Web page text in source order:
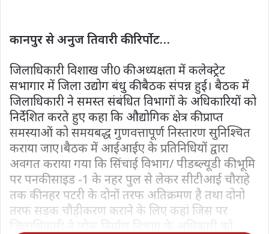
कानपुर से अनुज तिवारी की रिर्पोट…
जिलाधिकारी विशाख जी0 की अध्यक्षता में कलेक्ट्रेट
सभागार में जिला उद्योग बंधु की बैठक संपन्न हुई। बैठक में
जिलाधिकारी ने समस्त संबंधित विभागों के अधिकारियों को
निर्देशित करते हुए कहा कि औद्योगिक क्षेत्र की प्राप्त
समस्याओं को समयबद्ध गुणवत्तापूर्ण निस्तारण सुनिश्चित
कराया जाए।बैठक में आईआईए के प्रतिनिधियों द्वारा
अवगत कराया गया कि सिंचाई विभाग/ पीडब्ल्यूडी की भूमि
पर पनकी साइड -1 के नहर पुल से लेकर सीटीआई चौराहे
तक की नहर पटरी के दोनों तरफ अतिक्रमण है तथा दोनो
तरफ सड़क चौड़ीकरण कराने के लिए कहां जिस पर